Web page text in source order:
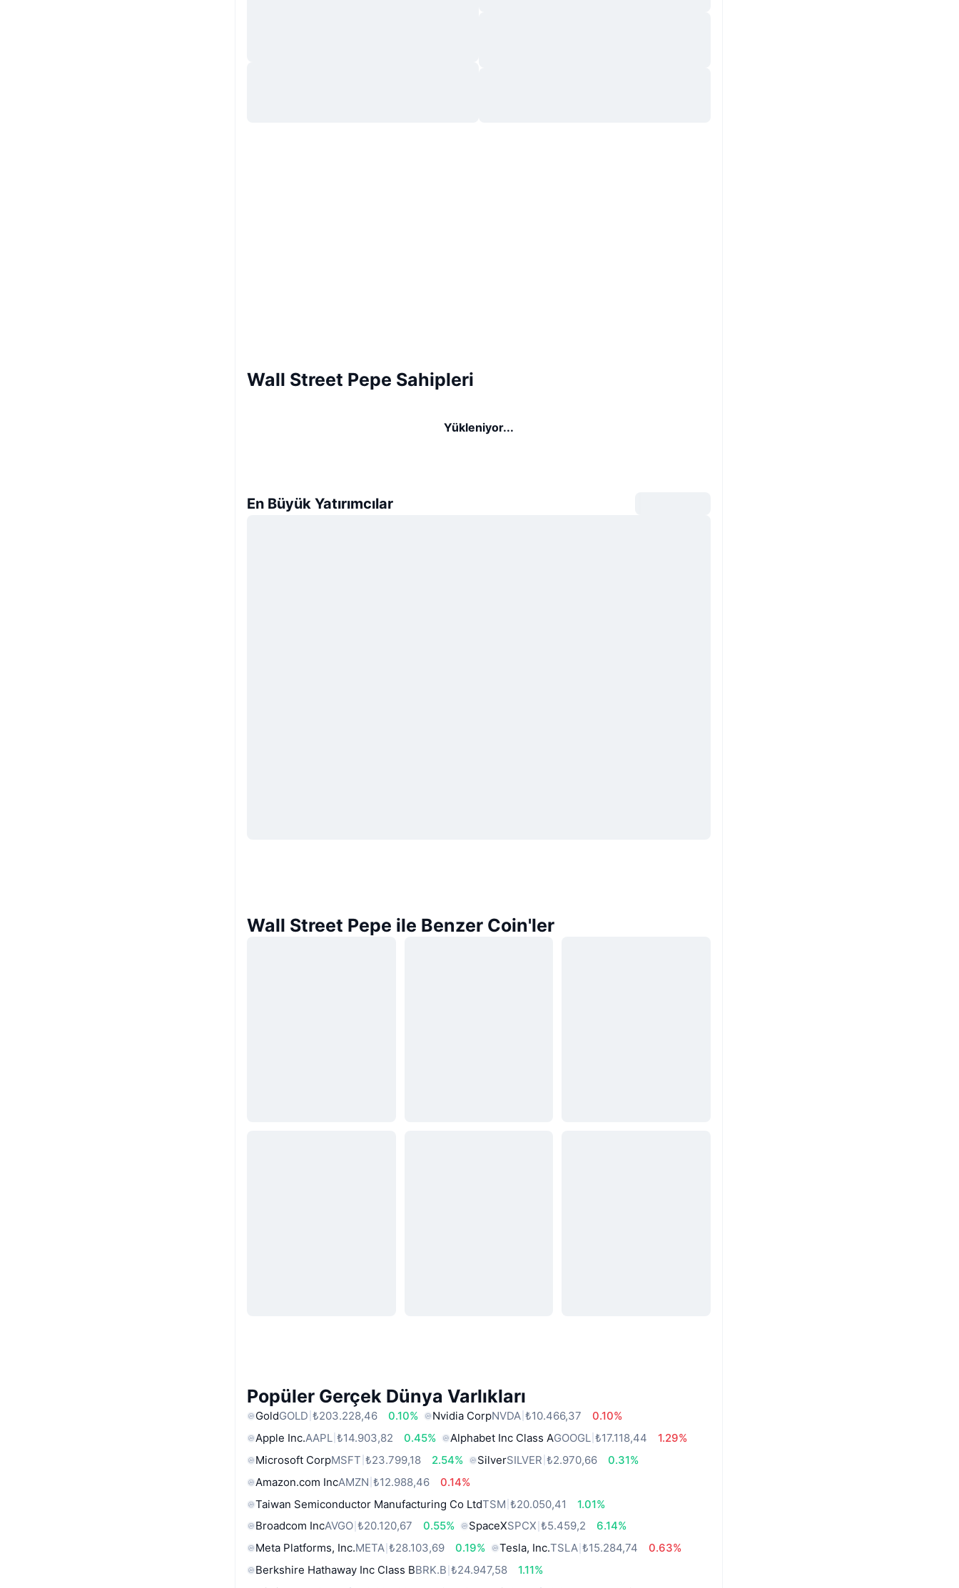
Wall Street Pepe Sahipleri
Yükleniyor...
En Büyük Yatırımcılar
Wall Street Pepe ile Benzer Coin'ler
Popüler Gerçek Dünya Varlıkları
GoldGOLD ₺203.228,46 0.10% Nvidia CorpNVDA ₺10.466,37
0.10%
Apple Inc.AAPL ₺14.903,82 0.45% Alphabet Inc Class AGOOGL ₺17.118,44
1.29%
Microsoft CorpMSFT ₺23.799,18 2.54% SilverSILVER ₺2.970,66
0.31%
Amazon.com IncAMZN ₺12.988,46
0.14%
Taiwan Semiconductor Manufacturing Co LtdTSM ₺20.050,41
1.01%
Broadcom IncAVGO ₺20.120,67 0.55% SpaceXSPCX ₺5.459,2
6.14%
Meta Platforms, Inc.META ₺28.103,69 0.19% Tesla, Inc.TSLA ₺15.284,74
0.63%
Berkshire Hathaway Inc Class BBRK.B ₺24.947,58
1.11%